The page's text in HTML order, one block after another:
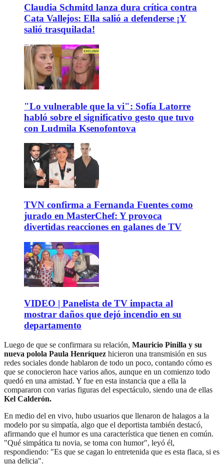
Claudia Schmitd lanza dura crítica contra
Cata Vallejos: Ella salió a defenderse ¡Y
salió trasquilada!
"Lo vulnerable que la vi": Sofía Latorre
habló sobre el significativo gesto que tuvo
con Ludmila Ksenofontova
TVN confirma a Fernanda Fuentes como
jurado en MasterChef: Y provoca
divertidas reacciones en galanes de TV
VIDEO | Panelista de TV impacta al
mostrar daños que dejó incendio en su
departamento
Luego de que se confirmara su relación, Mauricio Pinilla y su
nueva polola Paula Henríquez hicieron una transmisión en sus
redes sociales donde hablaron de todo un poco, contando cómo es
que se conocieron hace varios años, aunque en un comienzo todo
quedó en una amistad. Y fue en esta instancia que a ella la
compararon con varias figuras del espectáculo, siendo una de ellas
Kel Calderón.
En medio del en vivo, hubo usuarios que llenaron de halagos a la
modelo por su simpatía, algo que el deportista también destacó,
afirmando que el humor es una característica que tienen en común.
"Qué simpática tu novia, se toma con humor", leyó él,
respondiendo: "Es que se cagan lo entretenida que es esta flaca, si es
una delicia".